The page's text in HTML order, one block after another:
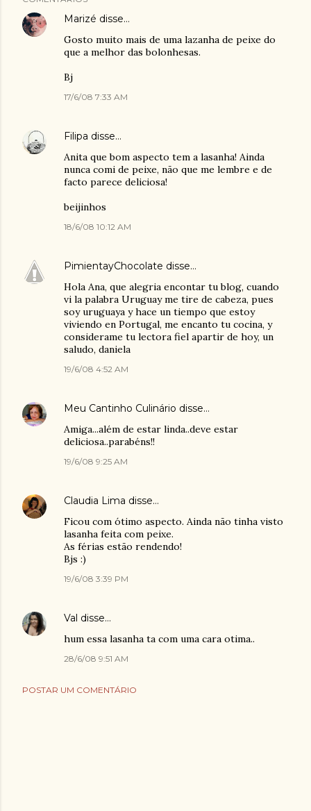
Marizé disse…
Gosto muito mais de uma lazanha de peixe do
que a melhor das bolonhesas.
Bj
17/6/08 7:33 AM
Filipa disse…
Anita que bom aspecto tem a lasanha! Ainda
nunca comi de peixe, não que me lembre e de
facto parece deliciosa!
beijinhos
18/6/08 10:12 AM
PimientayChocolate disse…
Hola Ana, que alegria encontar tu blog, cuando
vi la palabra Uruguay me tire de cabeza, pues
soy uruguaya y hace un tiempo que estoy
viviendo en Portugal, me encanto tu cocina, y
considerame tu lectora fiel apartir de hoy, un
saludo, daniela
19/6/08 4:52 AM
Meu Cantinho Culinário disse…
Amiga...além de estar linda..deve estar
deliciosa..parabéns!!
19/6/08 9:25 AM
Claudia Lima disse…
Ficou com ótimo aspecto. Ainda não tinha visto
lasanha feita com peixe.
As férias estão rendendo!
Bjs :)
19/6/08 3:39 PM
Val disse…
hum essa lasanha ta com uma cara otima..
28/6/08 9:51 AM
POSTAR UM COMENTÁRIO